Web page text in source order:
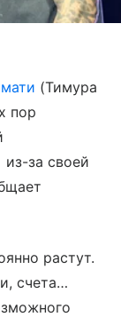
(Тимура
пор
за своей
растут.
счета…